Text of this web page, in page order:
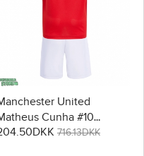
United
Cunha #10
Babytøj716.13DKK